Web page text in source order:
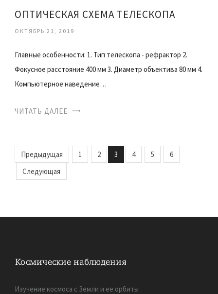
ОПТИЧЕСКАЯ СХЕМА ТЕЛЕСКОПА
ОКТЯБРЬ 21, 2019
Главные особенности: 1. Тип телескопа - рефрактор 2.
Фокусное расстояние 400 мм 3. Диаметр объектива 80 мм 4.
Компьютерное наведение…
ЧИТАТЬ ДАЛЕЕ
Предыдущая 1 2 3 4 5
6
Следующая
Изучение космоса с Земли и ее орбиты